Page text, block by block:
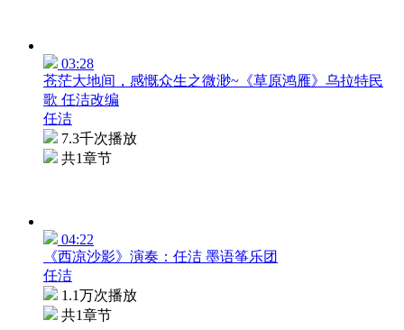
03:28
苍茫大地间，感慨众生之微渺~《草原鸿雁》乌拉特民
歌 任洁改编
任洁
7.3千次播放
共1章节
04:22
《西凉沙影》演奏：任洁 墨语筝乐团
任洁
1.1万次播放
共1章节